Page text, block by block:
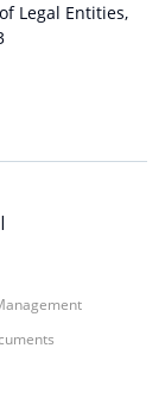
Legal Entities,